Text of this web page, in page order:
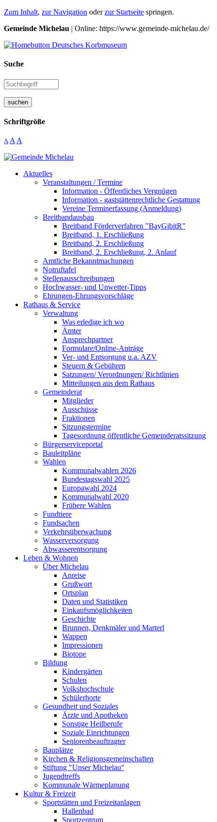
Zum Inhalt, zur Navigation oderzur Startseite springen.
Gemeinde Michelau | Online: https://www.gemeinde-michelau.de/
Suche
suchen
Schriftgröße
A A A
Aktuelles
Veranstaltungen / Termine
Information - Öffentliches Vergnügen
Information - gaststättenrechtliche Gestattung
Vereine Terminerfassung (Anmeldung)
Breitbandausbau
Breitband Förderverfahren "BayGibitR"
Breitband, 1. Erschließung
Breitband, 2. Erschließung
Breitband, 2. Erschließung, 2. Anlauf
Amtliche Bekanntmachungen
Notruftafel
Stellenausschreibungen
Hochwasser- und Unwetter-Tipps
Ehrungen-Ehrungsvorschläge
Rathaus & Service
Verwaltung
Was erledige ich wo
Ämter
Ansprechpartner
Formulare/Online-Anträge
Ver- und Entsorgung u.a. AZV
Steuern & Gebühren
Satzungen/ Verordnungen/ Richtlinien
Mitteilungen aus dem Rathaus
Gemeinderat
Mitglieder
Ausschüsse
Fraktionen
Sitzungstermine
Tagesordnung öffentliche Gemeinderatssitzung
Bürgerserviceportal
Bauleitpläne
Wahlen
Kommunalwahlen 2026
Bundestagswahl 2025
Europawahl 2024
Kommunalwahl 2020
Frühere Wahlen
Fundtiere
Fundsachen
Verkehrsüberwachung
Wasserversorgung
Abwasserentsorgung
Leben & Wohnen
Über Michelau
Anreise
Grußwort
Ortsplan
Daten und Statistiken
Einkaufsmöglichkeiten
Geschichte
Brunnen, Denkmäler und Marterl
Wappen
Impressionen
Biotope
Bildung
Kindergärten
Schulen
Volkshochschule
Schülerhorte
Gesundheit und Soziales
Ärzte und Apotheken
Sonstige Heilberufe
Soziale Einrichtungen
Seniorenbeauftragter
Bauplätze
Kirchen & Religionsgemeinschaften
Stiftung "Unser Michelau"
Jugendtreffs
Kommunale Wärmeplanung
Kultur & Freizeit
Sportstätten und Freizeitanlagen
Hallenbad
Sportzentrum